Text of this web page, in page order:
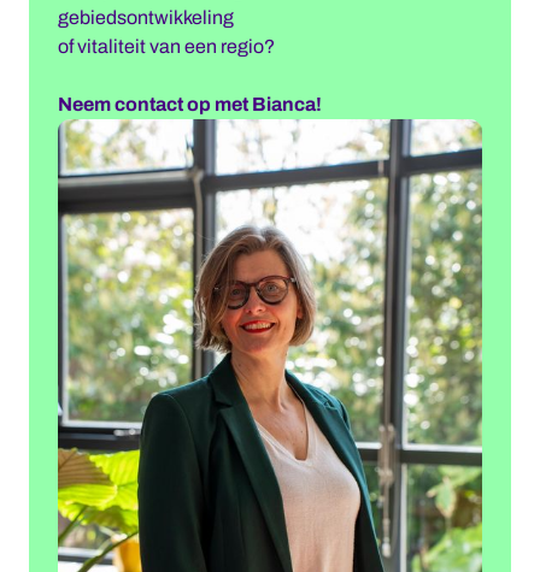
gebiedsontwikkeling
of vitaliteit van een regio?
Neem contact op met Bianca!